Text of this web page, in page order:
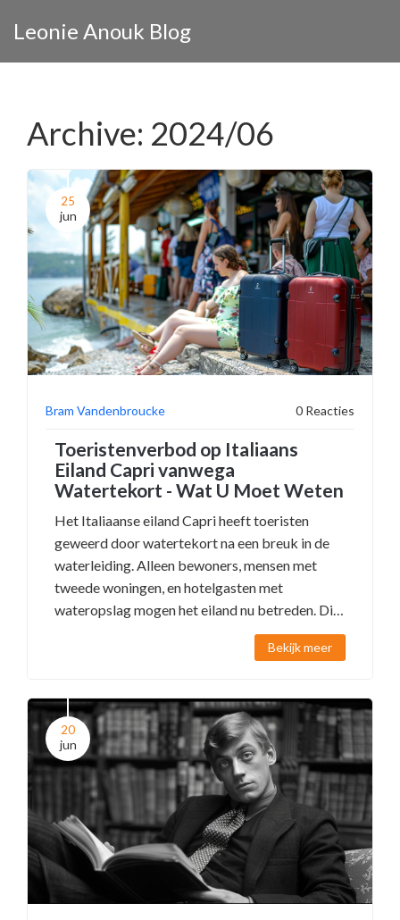
Leonie Anouk Blog
Archive: 2024/06
25
jun
Bram Vandenbroucke 0 Reacties
Toeristenverbod op Italiaans
Eiland Capri vanwega
Watertekort - Wat U Moet Weten
Het Italiaanse eiland Capri heeft toeristen
geweerd door watertekort na een breuk in de
waterleiding. Alleen bewoners, mensen met
tweede woningen, en hotelgasten met
wateropslag mogen het eiland nu betreden. Dit
verbod is ingesteld door burgemeester Paolo
Falco en begon afgelopen zaterdag. De lokale
crisis verergert.
Bekijk meer
20
jun